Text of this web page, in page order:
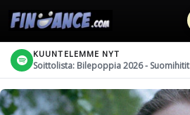
KUUNTELEMME NYT
Soittolista: Bilepoppia 2026 - Suomihitit